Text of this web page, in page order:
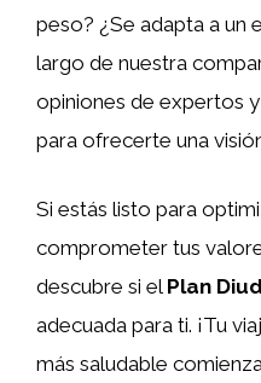
peso? ¿Se adapta a un
largo de nuestra
opiniones de expertos
para ofrecerte una
Si estás listo para
comprometer tus
descubre si el Plan
adecuada para ti. ¡Tu
más saludable